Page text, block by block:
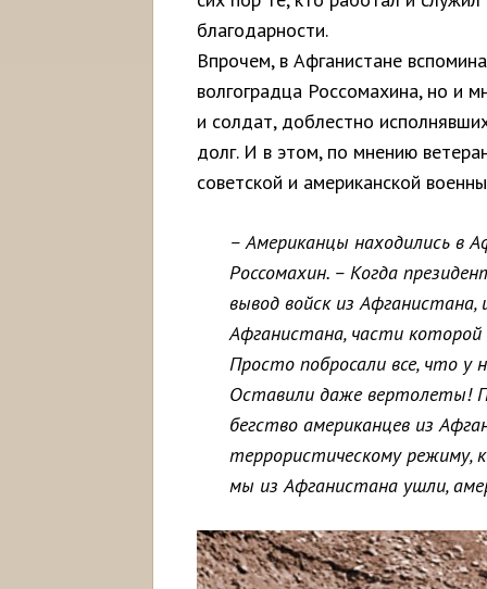
благодарности.
Впрочем, в Афганистане
волгоградца Россомахина, но и
и солдат, доблестно
долг. И в этом, по мнению
советской и американской
– Американцы находились в
Россомахин. – Когда
вывод войск из
Афганистана, части
Просто побросали все, что у
Оставили даже вертолеты!
бегство американцев из
террористическому режиму,
мы из Афганистана ушли,